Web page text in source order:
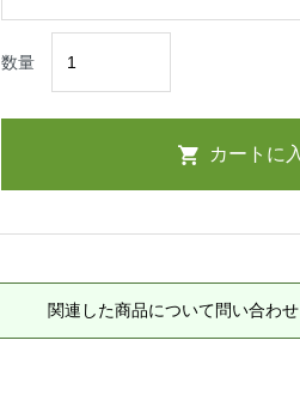
数量
関連した商品について問い合わせ